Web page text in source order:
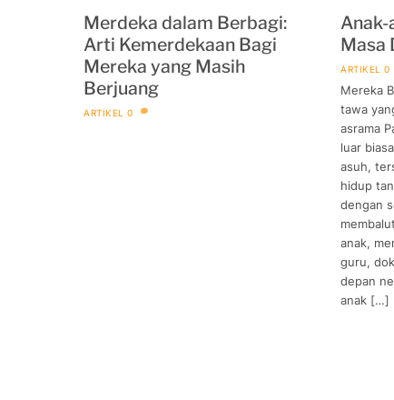
Merdeka dalam Berbagi:
Arti Kemerdekaan Bagi
Mereka yang Masih
Berjuang
ARTIKEL 0
Anak-
Masa
ARTIKEL 0
Mereka
tawa
asrama
luar
asuh,
hidup
dengan
anak,
guru,
depan
anak […]